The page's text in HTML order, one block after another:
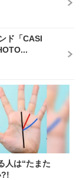
ド「CASI
人は“たまた
?!